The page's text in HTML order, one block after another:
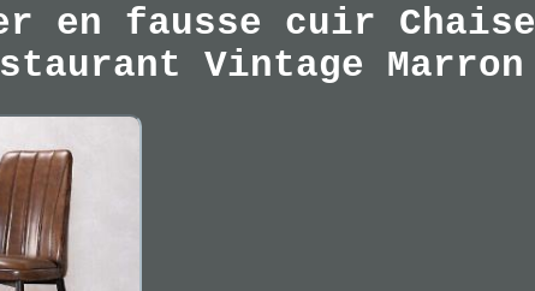
en fausse cuir Chaise
Vintage Marron